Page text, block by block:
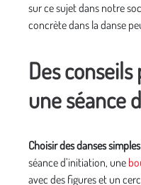
sur ce sujet dans notre
concrète dans la danse
Des
une séance
Choisir des danses
séance d’initiation, une
avec des figures et un